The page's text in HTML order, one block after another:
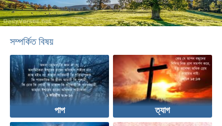
সম্পর্কিত বিষয়
পাপ ত্যাগ